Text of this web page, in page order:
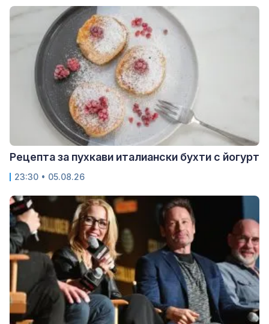
Рецепта за пухкави италиански бухти с йогурт
23:30 • 05.08.26